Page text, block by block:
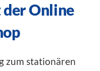
Online
zum stationären